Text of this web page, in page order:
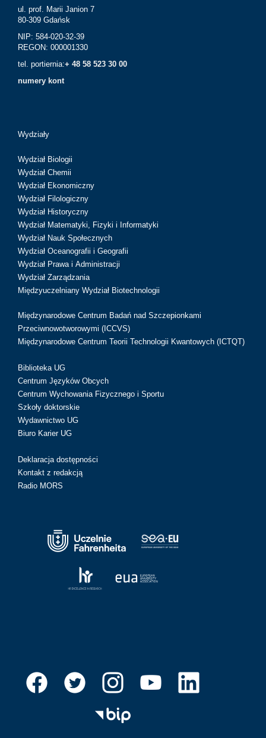
ul. prof. Marii Janion 7
80-309 Gdańsk
NIP: 584-020-32-39
REGON: 000001330
tel. portiernia:+ 48 58 523 30 00
numery kont
Wydziały
Wydział Biologii
Wydział Chemii
Wydział Ekonomiczny
Wydział Filologiczny
Wydział Historyczny
Wydział Matematyki, Fizyki i Informatyki
Wydział Nauk Społecznych
Wydział Oceanografii i Geografii
Wydział Prawa i Administracji
Wydział Zarządzania
Międzyuczelniany Wydział Biotechnologii
Międzynarodowe Centrum Badań nad Szczepionkami
Przeciwnowotworowymi (ICCVS)
Międzynarodowe Centrum Teorii Technologii Kwantowych (ICTQT)
Biblioteka UG
Centrum Języków Obcych
Centrum Wychowania Fizycznego i Sportu
Szkoły doktorskie
Wydawnictwo UG
Biuro Karier UG
Deklaracja dostępności
Kontakt z redakcją
Radio MORS